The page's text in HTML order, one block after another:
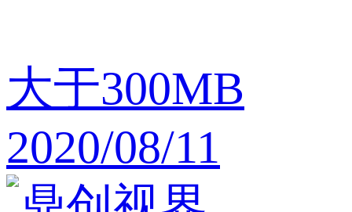
大于300MB
2020/08/11